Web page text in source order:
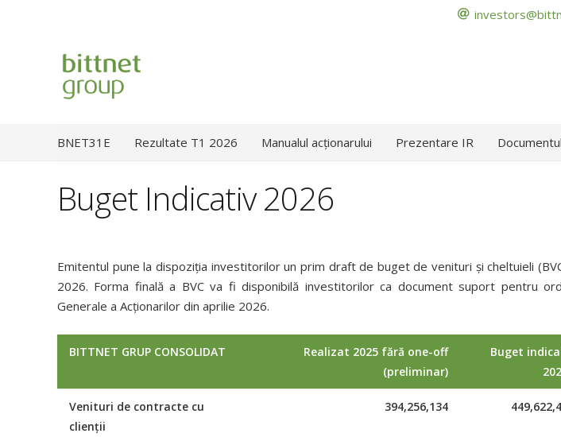
BNET31E Rezultate T1 2026 Manualul acționarului Prezentare IR
Buget Indicativ 2026
Emitentul pune la dispoziția investitorilor un prim draft de buget de venituri și cheltuieli
2026. Forma finală a BVC va fi disponibilă investitorilor ca document suport pentru
Generale a Acționarilor din aprilie 2026.
BITTNET GRUP CONSOLIDAT
Realizat 2025 fără one-off
(preliminar)
Buget
Venituri de contracte cu
clienții
394,256,134